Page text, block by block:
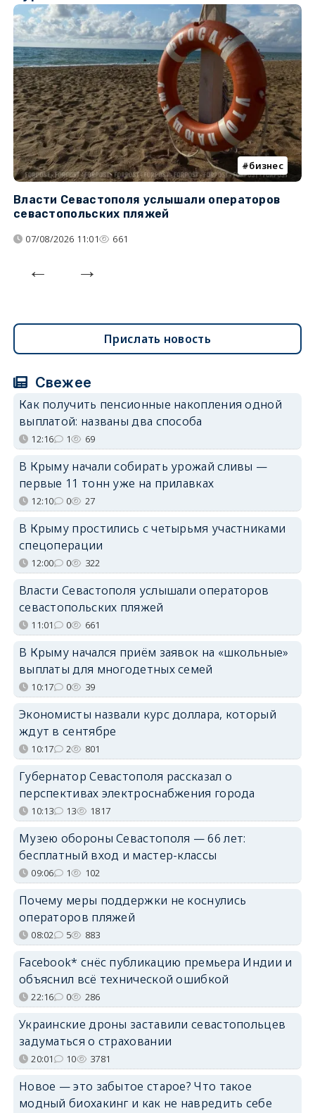
бизнес
Власти Севастополя услышали операторов
севастопольских пляжей
07/08/2026 11:01 661
Прислать новость
Свежее
Как получить пенсионные накопления одной
выплатой: названы два способа
12:16 1 69
В Крыму начали собирать урожай сливы —
первые 11 тонн уже на прилавках
12:10 0 27
В Крыму простились с четырьмя участниками
спецоперации
12:00 0 322
Власти Севастополя услышали операторов
севастопольских пляжей
11:01 0 661
В Крыму начался приём заявок на «школьные»
выплаты для многодетных семей
10:17 0 39
Экономисты назвали курс доллара, который
ждут в сентябре
10:17 2 801
Губернатор Севастополя рассказал о
перспективах электроснабжения города
10:13 13 1817
Музею обороны Севастополя — 66 лет:
бесплатный вход и мастер-классы
09:06 1 102
Почему меры поддержки не коснулись
операторов пляжей
08:02 5 883
Facebook* снёс публикацию премьера Индии и
объяснил всё технической ошибкой
22:16 0 286
Украинские дроны заставили севастопольцев
задуматься о страховании
20:01 10 3781
Новое — это забытое старое? Что такое
модный биохакинг и как не навредить себе